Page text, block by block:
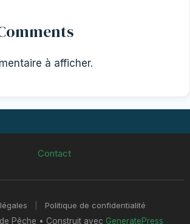
à afficher.
Contact
Politique de confidentialité
Pêche • Construit avec GeneratePress